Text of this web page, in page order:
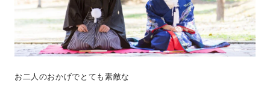
お二人のおかげでとても素敵な